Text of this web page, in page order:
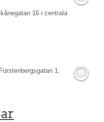
16 i centrala
1,